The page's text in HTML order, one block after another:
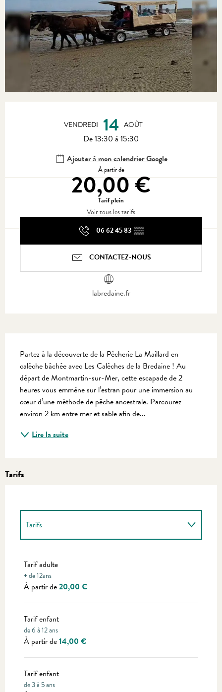
VENDREDI 14 AOÛT
De 13:30 à 15:30
Ajouter à mon calendrier Google
À partir de
20,00 €
Tarif plein
Voir tous les tarifs
06 62 45 83 ▒▒
CONTACTEZ-NOUS
labredaine.fr
Partez à la découverte de la Pêcherie La Maillard en
calèche bâchée avec Les Calèches de la Bredaine ! Au
départ de Montmartin-sur-Mer, cette escapade de 2
heures vous emmène sur l’estran pour une immersion au
cœur d’une méthode de pêche ancestrale. Parcourez
environ 2 km entre mer et sable afin de...
Lire la suite
Tarifs
Tarifs
Tarif adulte
+ de 12ans
À partir de20,00 €
Tarif enfant
de 6 à 12 ans
À partir de14,00 €
Tarif enfant
de 3 à 5 ans